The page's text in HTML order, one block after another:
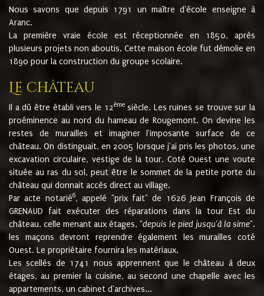
Nous savons que depuis 1791 un maître d'école enseigne à
Aranc.
La première vraie école est réceptionnée en 1850, après
plusieurs projets non aboutis. Cette maison école fut démolie en
1890 pour la construction du groupe scolaire.
Le château
Il a dû être établi vers le 12èmesiècle. Les ruines se trouve sur la
proéminence au nord du hameau de Rougemont. On devine les
restes de murailles et imaginer l'imposante surface de ce
château. On distinguait, en 2005 lorsque j'ai pris les photos, une
excavation circulaire, vestige de la tour. Coté Ouest une voute
située au ras du sol, peut être le sommet de la petite porte du
château qui donnait accès direct au village.
Par acte notarié6, appelé "prix fait" de 1626 Jean François de
GRENAUD fait exécuter des réparations dans la tour Est du
château, celle menant aux étages, "depuis le pied jusqu'à la sime".
les maçons devront reprendre également les murailles coté
Ouest. Le propriétaire fournira les matériaux.
Les scellés de 1741 nous apprennent que le château à deux
étages, au premier la cuisine, au second une chapelle avec les
appartements, un cabinet d'archives...